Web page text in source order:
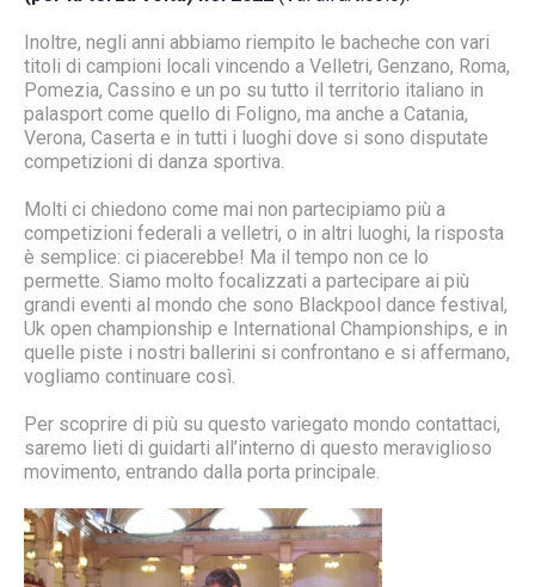
Inoltre, negli anni abbiamo riempito le bacheche con vari
titoli di campioni locali vincendo a Velletri, Genzano, Roma,
Pomezia, Cassino e un po su tutto il territorio italiano in
palasport come quello di Foligno, ma anche a Catania,
Verona, Caserta e in tutti i luoghi dove si sono disputate
competizioni di danza sportiva.
Molti ci chiedono come mai non partecipiamo più a
competizioni federali a velletri, o in altri luoghi, la risposta
è semplice: ci piacerebbe! Ma il tempo non ce lo
permette. Siamo molto focalizzati a partecipare ai più
grandi eventi al mondo che sono Blackpool dance festival,
Uk open championship e International Championships, e in
quelle piste i nostri ballerini si confrontano e si affermano,
vogliamo continuare così.
Per scoprire di più su questo variegato mondo contattaci,
saremo lieti di guidarti all’interno di questo meraviglioso
movimento, entrando dalla porta principale.